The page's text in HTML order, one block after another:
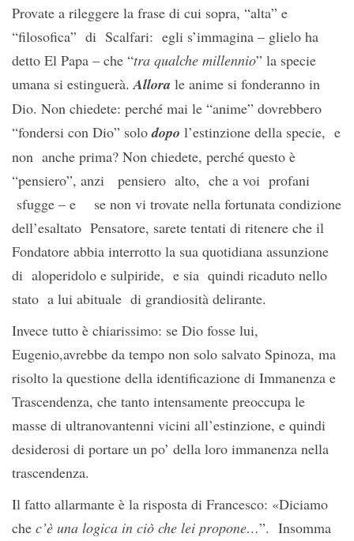
Provate a rileggere la frase di cui sopra, “alta” e
“filosofica” di Scalfari: egli s’immagina – glielo ha
detto El Papa – che “tra qualche millennio” la specie
umana si estinguerà.Allora le anime si fonderanno in
Dio. Non chiedete: perché mai le “anime” dovrebbero
“fondersi con Dio” solodopo l’estinzione della specie, e
non anche prima? Non chiedete, perché questo è
“pensiero”, anzi pensiero alto, che a voi profani
sfugge – e se non vi trovate nella fortunata condizione
dell’esaltato Pensatore, sarete tentati di ritenere che il
Fondatore abbia interrotto la sua quotidiana assunzione
di aloperidolo e sulpiride, e sia quindi ricaduto nello
stato a lui abituale di grandiosità delirante.
Invece tutto è chiarissimo: se Dio fosse lui,
Eugenio,avrebbe da tempo non solo salvato Spinoza, ma
risolto la questione della identificazione di Immanenza e
Trascendenza, che tanto intensamente preoccupa le
masse di ultranovantenni vicini all’estinzione, e quindi
desiderosi di portare un po’ della loro immanenza nella
trascendenza.
Il fatto allarmante è la risposta di Francesco: «Diciamo
che c’è una logica in ciò che lei propone…”. Insomma